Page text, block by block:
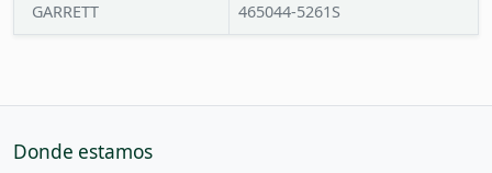
GARRETT 465044-5261S
Donde estamos